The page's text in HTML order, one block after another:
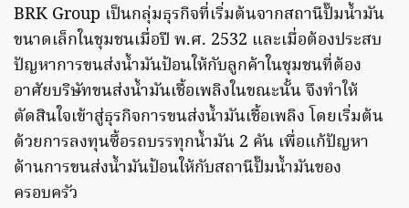
BRK Group เป็นกลุ่มธุรกิจที่เริ่มต้นจากสถานีปั๊มน้ำมัน
ขนาดเล็กในชุมชนเมื่อปี พ.ศ. 2532 และเมื่อต้องประสบ
ปัญหาการขนส่งน้ำมันป้อนให้กับลูกค้าในชุมชนที่ต้อง
อาศัยบริษัทขนส่งน้ำมันเชื้อเพลิงในขณะนั้น จึงทำให้
ตัดสินใจเข้าสู่ธุรกิจการขนส่งน้ำมันเชื้อเพลิง โดยเริ่มต้น
ด้วยการลงทุนซื้อรถบรรทุกน้ำมัน 2 คัน เพื่อแก้ปัญหา
ด้านการขนส่งน้ำมันป้อนให้กับสถานีปั๊มน้ำมันของ
ครอบครัว